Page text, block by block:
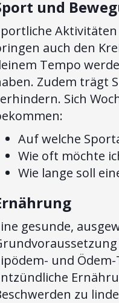
und
auch den
Tempo
Zudem trägt
Sich
Auf welche
Wie oft möchte
Wie lange soll
gesunde,
und
zu